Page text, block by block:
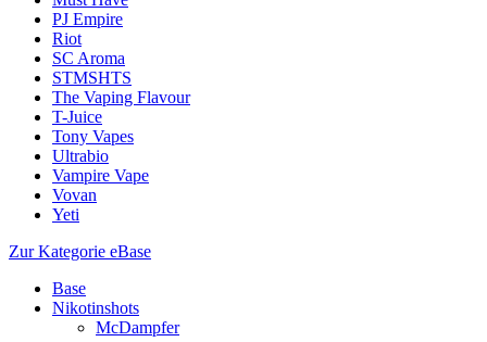
PJ Empire
Riot
SC Aroma
STMSHTS
The Vaping Flavour
T-Juice
Tony Vapes
Ultrabio
Vampire Vape
Vovan
Yeti
Zur Kategorie eBase
Base
Nikotinshots
McDampfer